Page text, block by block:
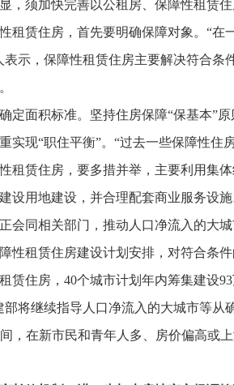
，须加快完善以公租房、保障性租赁
租赁住房，首先要明确保障对象。“在
表示，保障性租赁住房主要解决符合
定面积标准。坚持住房保障“保基本”
实现“职住平衡”。“过去一些保障性
租赁住房，要多措并举，主要利用集
设用地建设，并合理配套商业服务设
会同相关部门，推动人口净流入的大
性租赁住房建设计划安排，对符合条
赁住房，40个城市计划年内筹集建设
部将继续指导人口净流入的大城市等
间，在新市民和青年人多、房价偏高